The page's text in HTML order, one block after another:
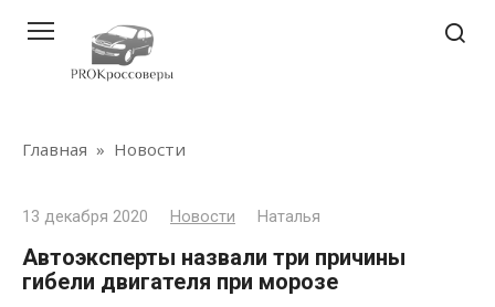
контенту
Главная » Новости
13 декабря 2020 Новости Наталья
Автоэксперты назвали три причины
гибели двигателя при морозе